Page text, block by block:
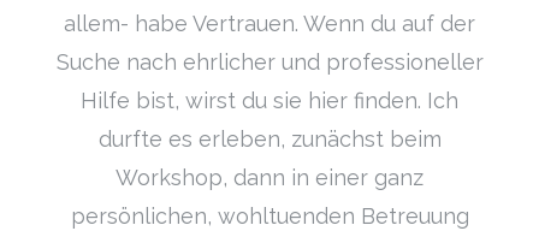
allem- habe Vertrauen. Wenn du auf der
Suche nach ehrlicher und professioneller
Hilfe bist, wirst du sie hier finden. Ich
durfte es erleben, zunächst beim
Workshop, dann in einer ganz
persönlichen, wohltuenden Betreuung